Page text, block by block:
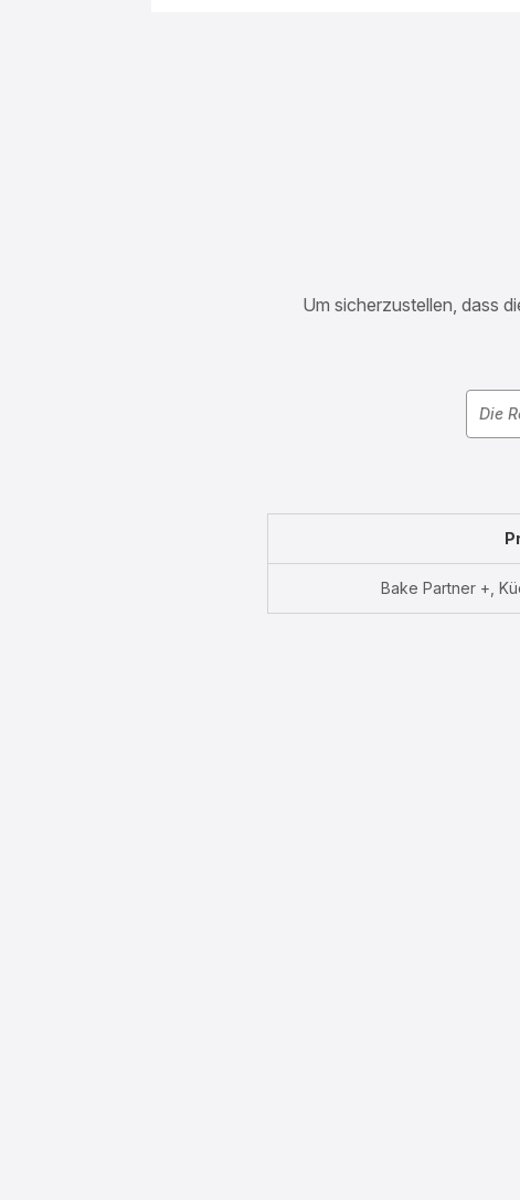
Um sicherzustellen, dass
Bake Partner +,